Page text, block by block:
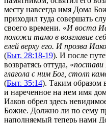
месту навсегда имя Дома
приходил туда совершать
своего времени. «И воста
положи тамо в возглавие
елей верху его. И прозва
(Быт. 28:18-19). И после
возвратясь оттуда, «постави
глагола с ним Бог, столп
(Быт. 35:14). Таким образом
и нареченное на нем имя
Иаков обрел здесь
Божие. Должно ли по сему
наполняемый теперь нами